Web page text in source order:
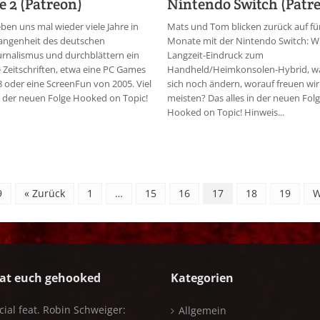
2 (Patreon)
uns mal wieder viele Jahre in
des deutschen
und durchblättern ein
etwa eine PC Games
oder eine ScreenFun von 2005. Viel
der neuen Folge Hooked on Topic!
Nintendo Switch
Mats und Tom blicken zurück auf
Monate mit der Nintendo Switch:
Langzeit-Eindruck zum
Handheld/Heimkonsolen-Hybrid,
sich noch ändern, worauf freuen
meisten? Das alles in der neuen
Hooked on Topic! Hinweis...
« Zurück 1 … 15 16 17 18 19
euch gehooked
feat. Robin Schweiger:
Kategorien
Allgemein